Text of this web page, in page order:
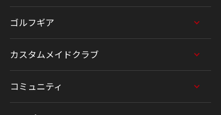
ゴルフギア
カスタムメイドクラブ
コミュニティ